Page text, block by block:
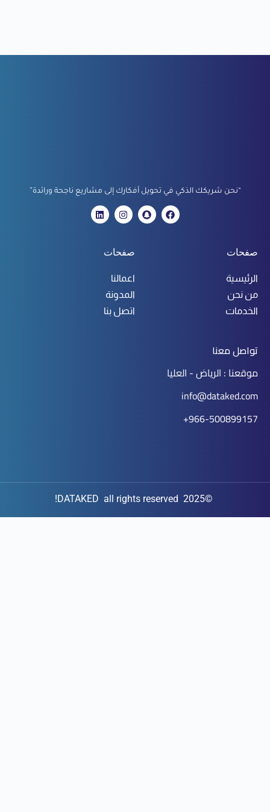
“نحن شريكك الذكي في تحويل أفكارك إلى مشاريع ناجحة ورائدة”
صفحات
الرئيسية
من نحن
الخدمات
صفحات
اعمالنا
المدونة
اتصل بنا
تواصل معنا
موقعنا : الرياض - العليا
info@dataked.com
966-500899157+
©2025 DATAKED all rights reserved!